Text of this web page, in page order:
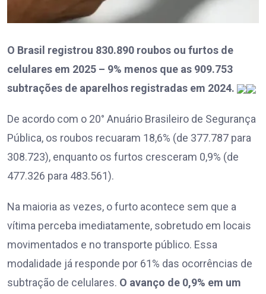
O Brasil registrou 830.890 roubos ou furtos de
celulares em 2025 – 9% menos que as 909.753
subtrações de aparelhos registradas em 2024.
De acordo com o 20° Anuário Brasileiro de Segurança
Pública, os roubos recuaram 18,6% (de 377.787 para
308.723), enquanto os furtos cresceram 0,9% (de
477.326 para 483.561).
Na maioria as vezes, o furto acontece sem que a
vítima perceba imediatamente, sobretudo em locais
movimentados e no transporte público. Essa
modalidade já responde por 61% das ocorrências de
subtração de celulares. O avanço de 0,9% em um